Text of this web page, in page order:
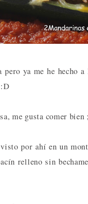
ya me he hecho
me gusta comer bien
por ahí en un
relleno sin